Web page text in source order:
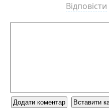
Відповісти